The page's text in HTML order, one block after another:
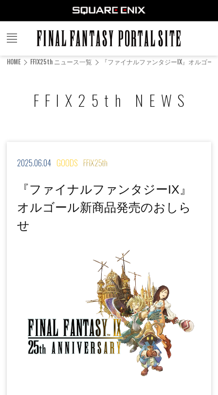
FINAL
FANTASY
HOME FFIX25th ニュース一覧 『ファイナルファンタジーIX』オルゴ
FFIX25th NEWS
GOODS FFIX25th
2025.06.04
『ファイナルファンタジーIX』
オルゴール新商品発売のおしら
せ